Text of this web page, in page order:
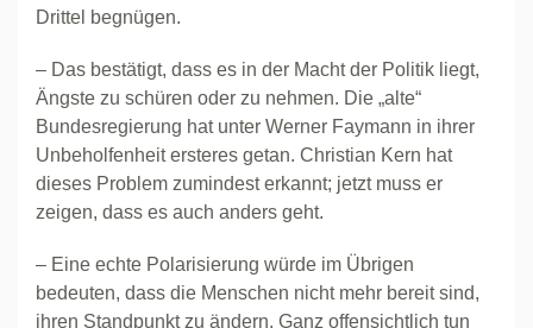
Drittel begnügen.
– Das bestätigt, dass es in der Macht der Politik liegt,
Ängste zu schüren oder zu nehmen. Die „alte“
Bundesregierung hat unter Werner Faymann in ihrer
Unbeholfenheit ersteres getan. Christian Kern hat
dieses Problem zumindest erkannt; jetzt muss er
zeigen, dass es auch anders geht.
– Eine echte Polarisierung würde im Übrigen
bedeuten, dass die Menschen nicht mehr bereit sind,
ihren Standpunkt zu ändern. Ganz offensichtlich tun